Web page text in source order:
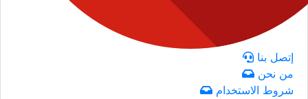
إتصل بنا
من نحن
شروط الاستخدام